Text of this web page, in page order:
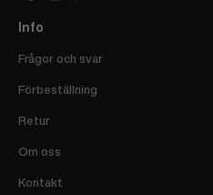
Info
Frågor och svar
Förbeställning
Retur
Om oss
Kontakt